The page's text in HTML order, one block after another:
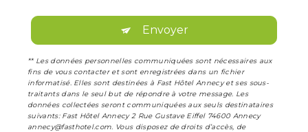
Envoyer
** Les données personnelles communiquées sont nécessaires aux
fins de vous contacter et sont enregistrées dans un fichier
informatisé. Elles sont destinées à Fast Hôtel Annecy et ses sous-
traitants dans le seul but de répondre à votre message. Les
données collectées seront communiquées aux seuls destinataires
suivants: Fast Hôtel Annecy 2 Rue Gustave Eiffel 74600 Annecy
annecy@fasthotel.com. Vous disposez de droits d’accès, de